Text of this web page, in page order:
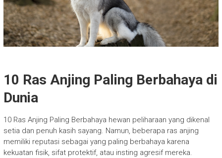
10 Ras Anjing Paling Berbahaya di
Dunia
10 Ras Anjing Paling Berbahaya hewan peliharaan yang dikenal
setia dan penuh kasih sayang. Namun, beberapa ras anjing
memiliki reputasi sebagai yang paling berbahaya karena
kekuatan fisik, sifat protektif, atau insting agresif mereka.